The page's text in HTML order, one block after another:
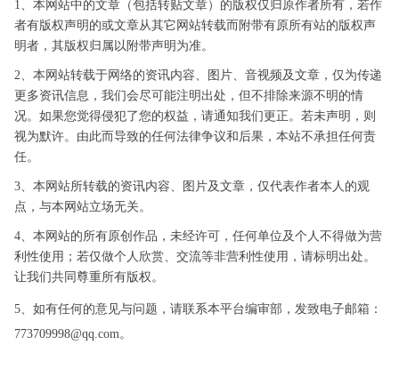
1、本网站中的文章（包括转贴文章）的版权仅归原作者所有，若作
者有版权声明的或文章从其它网站转载而附带有原所有站的版权声
明者，其版权归属以附带声明为准。
2、本网站转载于网络的资讯内容、图片、音视频及文章，仅为传递
更多资讯信息，我们会尽可能注明出处，但不排除来源不明的情
况。如果您觉得侵犯了您的权益，请通知我们更正。若未声明，则
视为默许。由此而导致的任何法律争议和后果，本站不承担任何责
任。
3、本网站所转载的资讯内容、图片及文章，仅代表作者本人的观
点，与本网站立场无关。
4、本网站的所有原创作品，未经许可，任何单位及个人不得做为营
利性使用；若仅做个人欣赏、交流等非营利性使用，请标明出处。
让我们共同尊重所有版权。
5、如有任何的意见与问题，请联系本平台编审部，发致电子邮箱：
773709998@qq.com。